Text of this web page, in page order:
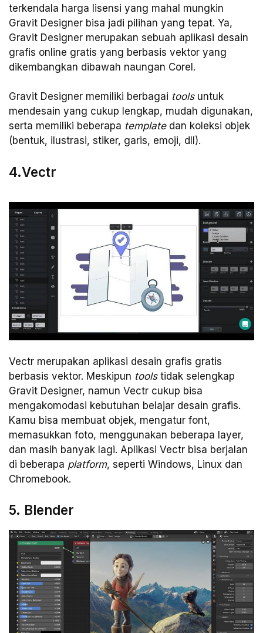
terkendala harga lisensi yang mahal mungkin
Gravit Designer bisa jadi pilihan yang tepat. Ya,
Gravit Designer merupakan sebuah aplikasi desain
grafis online gratis yang berbasis vektor yang
dikembangkan dibawah naungan Corel.
Gravit Designer memiliki berbagai toolsuntuk
mendesain yang cukup lengkap, mudah digunakan,
serta memiliki beberapa templatedan koleksi objek
(bentuk, ilustrasi, stiker, garis, emoji, dll).
4.Vectr
Vectr merupakan aplikasi desain grafis gratis
berbasis vektor. Meskipun toolstidak selengkap
Gravit Designer, namun Vectr cukup bisa
mengakomodasi kebutuhan belajar desain grafis.
Kamu bisa membuat objek, mengatur font,
memasukkan foto, menggunakan beberapa layer,
dan masih banyak lagi. Aplikasi Vectr bisa berjalan
di beberapa platform, seperti Windows, Linux dan
Chromebook.
5. Blender